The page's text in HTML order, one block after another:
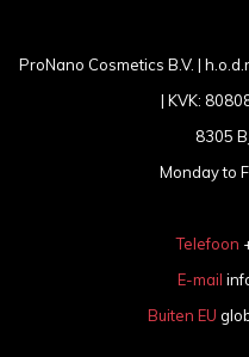
ProNano Cosmetics B.V. |
| KVK:
8305
Monday to
Telefoon
E-mail
Buiten EU